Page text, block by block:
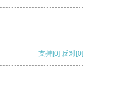
支持[0] 反对[0]